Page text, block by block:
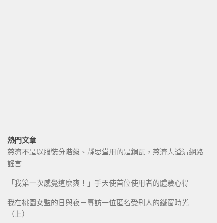
熱門文章
慈濟不是以服裝分階級、靜思堂用的是銅瓦，慈濟人澄清網路
謠言
「我第一次感覺這麼爽！」手天使首位使用者的體驗心得
我在桃園女監的日與夜－專訪一位匿名受刑人的鐵窗時光
（上）